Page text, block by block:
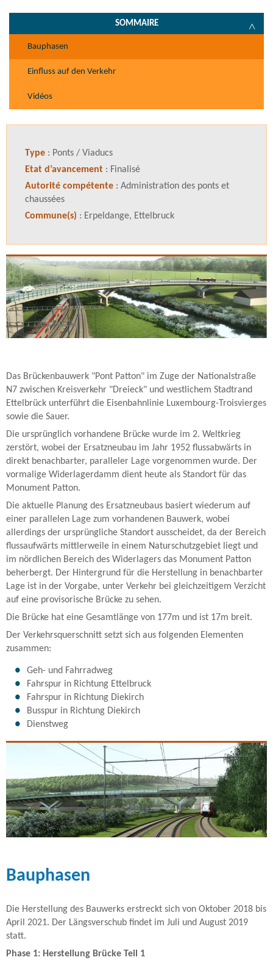
SOMMAIRE
Bauphasen
Einfluss auf den Verkehr
Vidéos
Type : Ponts / Viaducs
Etat d’avancement : Finalisé
Autorité compétente : Administration des ponts et
chaussées
Commune(s) : Erpeldange, Ettelbruck
Das Brückenbauwerk "Pont Patton" im Zuge der Nationalstraße
N7 zwischen Kreisverkehr "Dreieck" und westlichem Stadtrand
Ettelbrück unterführt die Eisenbahnlinie Luxembourg-Troisvierges
sowie die Sauer.
Die ursprünglich vorhandene Brücke wurde im 2. Weltkrieg
zerstört, wobei der Ersatzneubau im Jahr 1952 flussabwärts in
direkt benachbarter, paralleler Lage vorgenommen wurde. Der
vormalige Widerlagerdamm dient heute als Standort für das
Monument Patton.
Die aktuelle Planung des Ersatzneubaus basiert wiederum auf
einer parallelen Lage zum vorhandenen Bauwerk, wobei
allerdings der ursprüngliche Standort ausscheidet, da der Bereich
flussaufwärts mittlerweile in einem Naturschutzgebiet liegt und
im nördlichen Bereich des Widerlagers das Monument Patton
beherbergt. Der Hintergrund für die Herstellung in benachbarter
Lage ist in der Vorgabe, unter Verkehr bei gleichzeitigem Verzicht
auf eine provisorische Brücke zu sehen.
Die Brücke hat eine Gesamtlänge von 177m und ist 17m breit.
Der Verkehrsquerschnitt setzt sich aus folgenden Elementen
zusammen:
Geh- und Fahrradweg
Fahrspur in Richtung Ettelbruck
Fahrspur in Richtung Diekirch
Busspur in Richtung Diekirch
Dienstweg
Bauphasen
Die Herstellung des Bauwerks erstreckt sich von Oktober 2018 bis
April 2021. Der Längsverschub findet im Juli und August 2019
statt.
Phase 1: Herstellung Brücke Teil 1